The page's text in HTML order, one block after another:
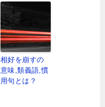
相好を崩すの
意味,類義語,慣
用句とは？